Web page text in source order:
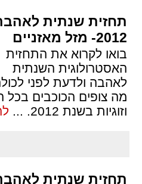
תחזית שנתית
2012- מזל מאזניים
בואו לקרוא את התחזית
האסטרולוגית השנתית
לאהבה ולדעת לפני
מה צופים הכוכבים
וזוגיות בשנת 2012.
...
תחזית שנתית